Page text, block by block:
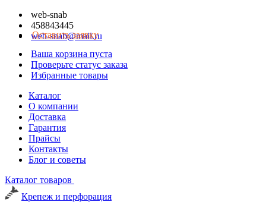
web-snab
458843445
web-snab@mail.ru
Оставить заявку
Ваша корзина пуста
Проверьте статус заказа
Избранные товары
Каталог
О компании
Доставка
Гарантия
Прайсы
Контакты
Блог и советы
Каталог товаров
Крепеж и перфорация